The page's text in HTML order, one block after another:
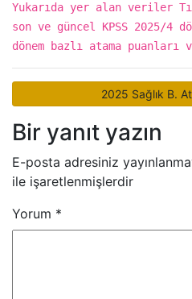
Yukarıda yer alan veriler
son ve güncel KPSS 2025/4
dönem bazlı atama
2025 Sağlık B.
Bir yanıt yazın
E-posta adresiniz
ile işaretlenmişlerdir
Yorum *